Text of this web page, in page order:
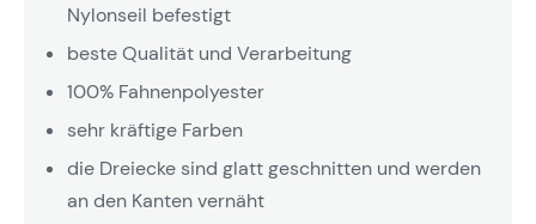
Nylonseil befestigt
beste Qualität und Verarbeitung
100% Fahnenpolyester
sehr kräftige Farben
die Dreiecke sind glatt geschnitten und werden
an den Kanten vernäht